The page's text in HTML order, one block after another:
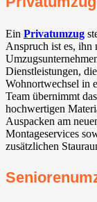
Ein Privatumzug
Anspruch ist es, ihn
Dienstleistungen,
Wohnortwechsel in
Team übernimmt
hochwertigen
Auspacken am
Montageservices
zusätzlichen